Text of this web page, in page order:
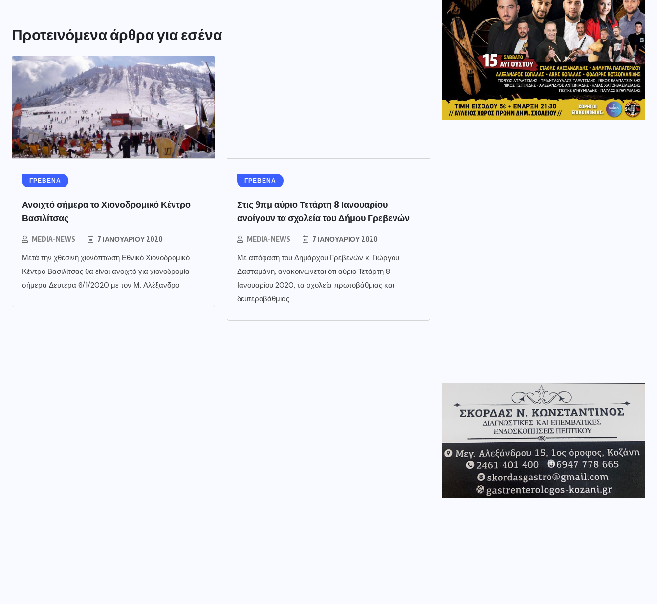
Προτεινόμενα άρθρα για εσένα
ΓΡΕΒΕΝΑ
Ανοιχτό σήμερα το Χιονοδρομικό Κέντρο
Βασιλίτσας
MEDIA-NEWS 7 ΙΑΝΟΥΑΡΊΟΥ 2020
Μετά την χθεσινή χιονόπτωση Εθνικό Χιονοδρομικό
Κέντρο Βασιλίτσας θα είναι ανοιχτό για χιονοδρομία
σήμερα Δευτέρα 6/1/2020 με τον Μ. Αλέξανδρο
ΓΡΕΒΕΝΑ
Στις 9πμ αύριο Τετάρτη 8 Ιανουαρίου
ανοίγουν τα σχολεία του Δήμου Γρεβενών
MEDIA-NEWS 7 ΙΑΝΟΥΑΡΊΟΥ 2020
Με απόφαση του Δημάρχου Γρεβενών κ. Γιώργου
Δασταμάνη, ανακοινώνεται ότι αύριο Τετάρτη 8
Ιανουαρίου 2020, τα σχολεία πρωτοβάθμιας και
δευτεροβάθμιας